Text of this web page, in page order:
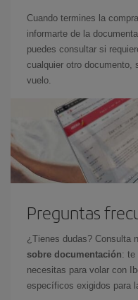
Cuando termines la
informarte de la
puedes consultar si
cualquier otro documento,
vuelo.
Preguntas
¿Tienes dudas? Consulta
sobre documentación: te
necesitas para volar con
específicos exigidos para